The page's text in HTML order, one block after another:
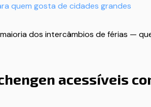
quem gosta de cidades grandes
dos intercâmbios de férias —
acessíveis